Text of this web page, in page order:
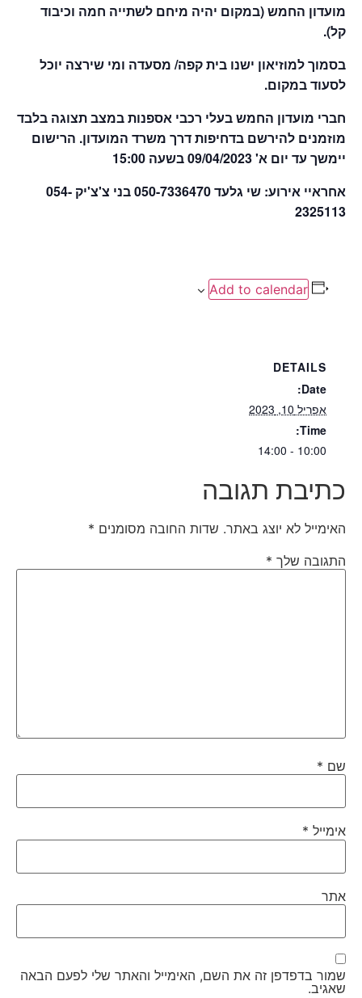
מועדון החמש (במקום יהיה מיחם לשתייה חמה וכיבוד
קל).
בסמוך למוזיאון ישנו בית קפה/ מסעדה ומי שירצה יוכל
לסעוד במקום.
חברי מועדון החמש בעלי רכבי אספנות במצב תצוגה בלבד
מוזמנים להירשם בדחיפות דרך משרד המועדון. הרישום
יימשך עד יום א' 09/04/2023 בשעה 15:00
אחראיי אירוע: שי גלעד 050-7336470 בני צ'צ'יק 054-
2325113
Add to calendar
DETAILS
Date:
אפריל 10, 2023
Time:
10:00 - 14:00
כתיבת תגובה
האימייל לא יוצג באתר. שדות החובה מסומנים *
התגובה שלך *
שם *
אימייל *
אתר
שמור בדפדפן זה את השם, האימייל והאתר שלי לפעם הבאה
שאגיב.